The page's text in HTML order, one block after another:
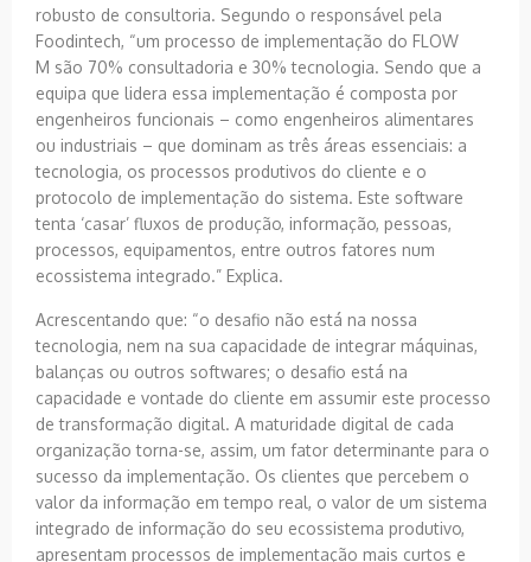
robusto de consultoria. Segundo o responsável pela
Foodintech, “um processo de implementação do FLOW
M são 70% consultadoria e 30% tecnologia. Sendo que a
equipa que lidera essa implementação é composta por
engenheiros funcionais – como engenheiros alimentares
ou industriais – que dominam as três áreas essenciais: a
tecnologia, os processos produtivos do cliente e o
protocolo de implementação do sistema. Este software
tenta ‘casar’ fluxos de produção, informação, pessoas,
processos, equipamentos, entre outros fatores num
ecossistema integrado.” Explica.
Acrescentando que: “o desafio não está na nossa
tecnologia, nem na sua capacidade de integrar máquinas,
balanças ou outros softwares; o desafio está na
capacidade e vontade do cliente em assumir este processo
de transformação digital. A maturidade digital de cada
organização torna-se, assim, um fator determinante para o
sucesso da implementação. Os clientes que percebem o
valor da informação em tempo real, o valor de um sistema
integrado de informação do seu ecossistema produtivo,
apresentam processos de implementação mais curtos e